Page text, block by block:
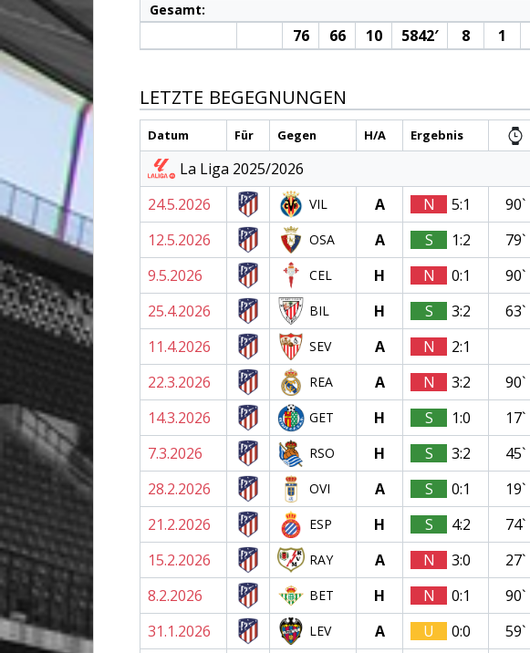
Gesamt:
76 66 10 5842′ 8 1
LETZTE BEGEGNUNGEN
Datum Für Gegen H/A Ergebnis
La Liga 2025/2026
24.5.2026
VIL A N 5:1 90`
12.5.2026 OSA A S 1:2 79`
9.5.2026 CEL H N 0:1 90`
25.4.2026 BIL H S 3:2 63`
11.4.2026 SEV A N
2:1
22.3.2026
REA A N 3:2 90`
14.3.2026 GET H S 1:0 17`
7.3.2026 RSO H S 3:2 45`
28.2.2026 OVI A S 0:1 19`
21.2.2026 ESP H S 4:2 74`
15.2.2026 RAY A N 3:0 27`
8.2.2026 BET H N 0:1 90`
31.1.2026 LEV A U 0:0 59`